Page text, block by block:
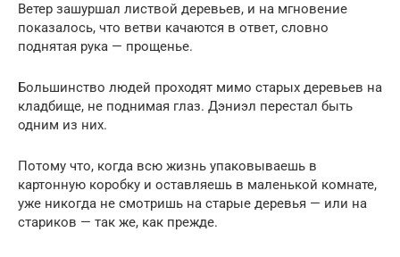
Ветер зашуршал листвой деревьев, и на мгновение
показалось, что ветви качаются в ответ, словно
поднятая рука — прощенье.
Большинство людей проходят мимо старых деревьев на
кладбище, не поднимая глаз. Дэниэл перестал быть
одним из них.
Потому что, когда всю жизнь упаковываешь в
картонную коробку и оставляешь в маленькой комнате,
уже никогда не смотришь на старые деревья — или на
стариков — так же, как прежде.